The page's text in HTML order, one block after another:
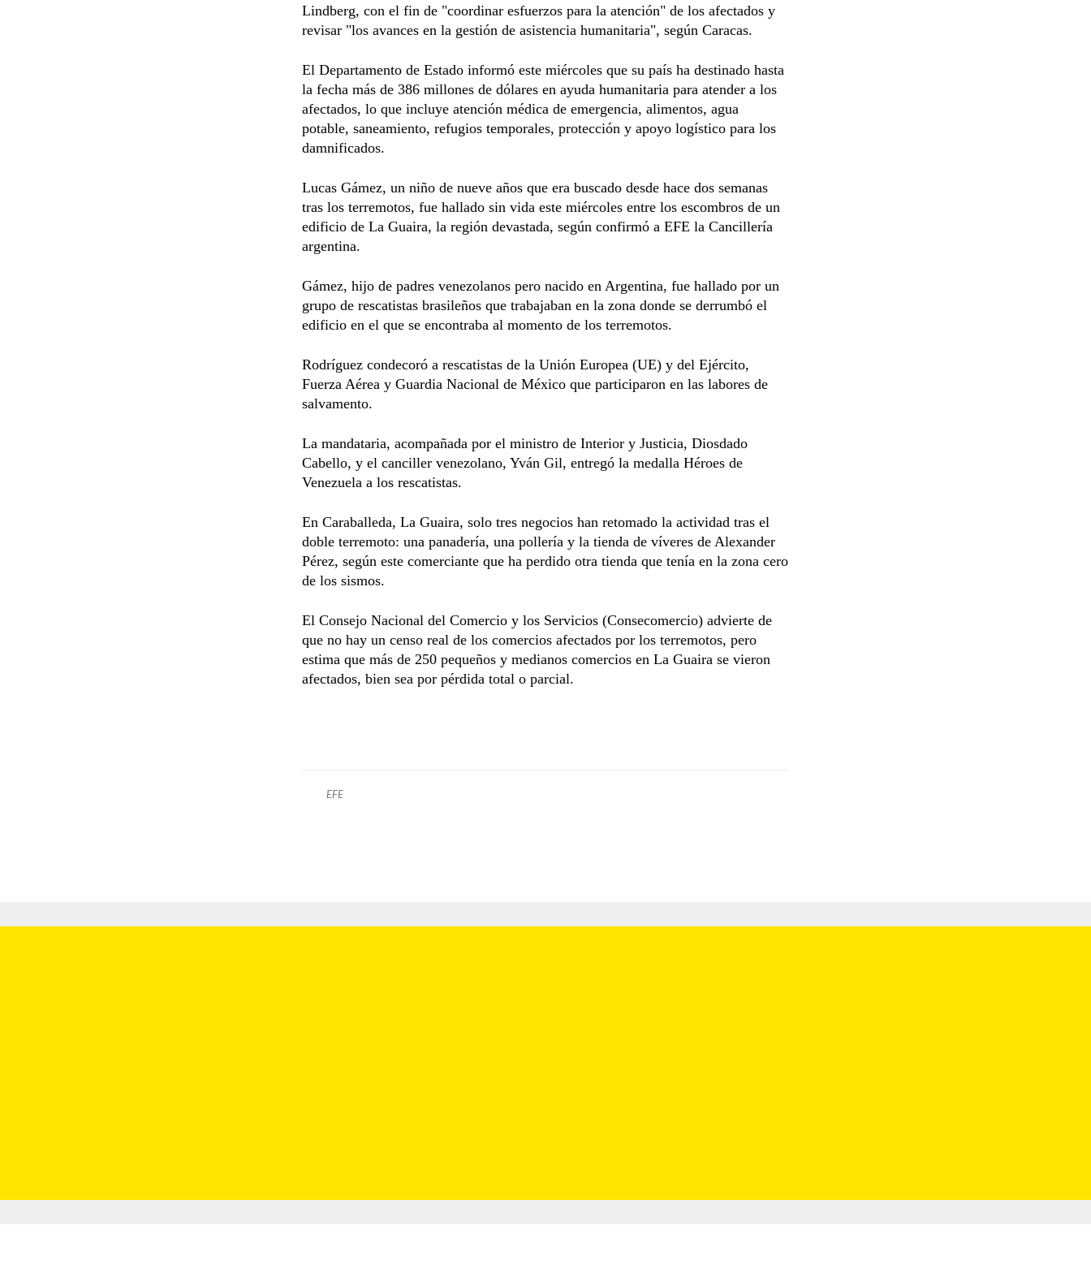
Lindberg, con el fin de "coordinar esfuerzos para la atención" de los afectados y
revisar "los avances en la gestión de asistencia humanitaria", según Caracas.
El Departamento de Estado informó este miércoles que su país ha destinado hasta
la fecha más de 386 millones de dólares en ayuda humanitaria para atender a los
afectados, lo que incluye atención médica de emergencia, alimentos, agua
potable, saneamiento, refugios temporales, protección y apoyo logístico para los
damnificados.
Lucas Gámez, un niño de nueve años que era buscado desde hace dos semanas
tras los terremotos, fue hallado sin vida este miércoles entre los escombros de un
edificio de La Guaira, la región devastada, según confirmó a EFE la Cancillería
argentina.
Gámez, hijo de padres venezolanos pero nacido en Argentina, fue hallado por un
grupo de rescatistas brasileños que trabajaban en la zona donde se derrumbó el
edificio en el que se encontraba al momento de los terremotos.
Rodríguez condecoró a rescatistas de la Unión Europea (UE) y del Ejército,
Fuerza Aérea y Guardia Nacional de México que participaron en las labores de
salvamento.
La mandataria, acompañada por el ministro de Interior y Justicia, Diosdado
Cabello, y el canciller venezolano, Yván Gil, entregó la medalla Héroes de
Venezuela a los rescatistas.
En Caraballeda, La Guaira, solo tres negocios han retomado la actividad tras el
doble terremoto: una panadería, una pollería y la tienda de víveres de Alexander
Pérez, según este comerciante que ha perdido otra tienda que tenía en la zona cero
de los sismos.
El Consejo Nacional del Comercio y los Servicios (Consecomercio) advierte de
que no hay un censo real de los comercios afectados por los terremotos, pero
estima que más de 250 pequeños y medianos comercios en La Guaira se vieron
afectados, bien sea por pérdida total o parcial.
EFE